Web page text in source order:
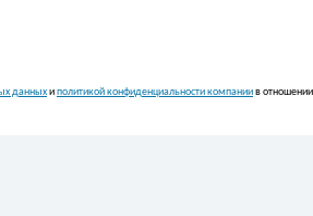
данныхиполитикой конфиденциальности компаниив